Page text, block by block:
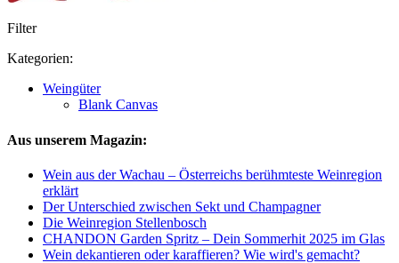
Filter
Kategorien:
Weingüter
Blank Canvas
Aus unserem Magazin:
Wein aus der Wachau – Österreichs berühmteste Weinregion
erklärt
Der Unterschied zwischen Sekt und Champagner
Die Weinregion Stellenbosch
CHANDON Garden Spritz – Dein Sommerhit 2025 im Glas
Wein dekantieren oder karaffieren? Wie wird's gemacht?